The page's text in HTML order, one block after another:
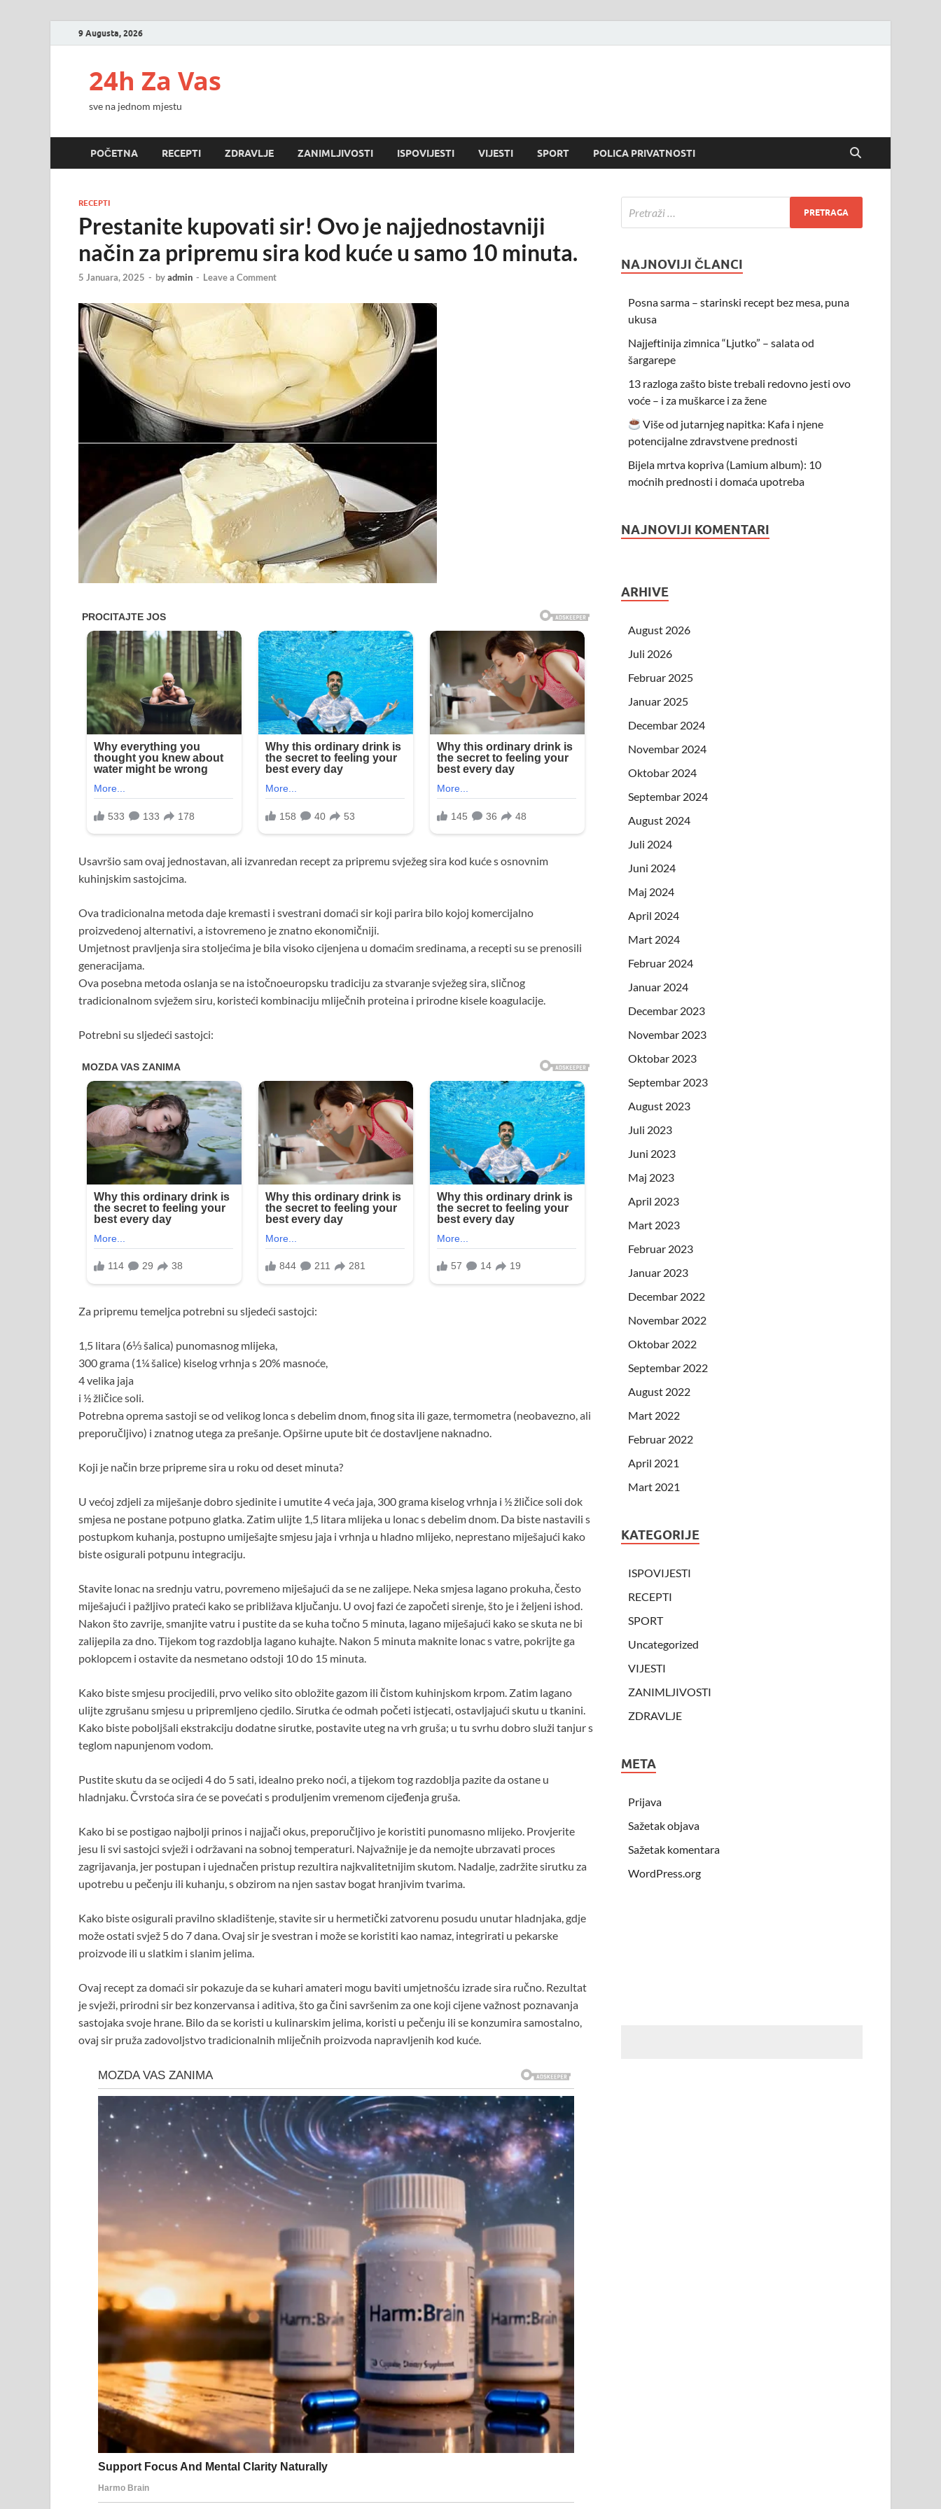
9 Augusta, 2026
24h Za Vas
sve na jednom mjestu
POČETNA RECEPTI ZDRAVLJE ZANIMLJIVOSTI ISPOVIJESTI VIJESTI SPORT POLICA PRIVATNOSTI
RECEPTI
Prestanite kupovati sir! Ovo je najjednostavniji
način za pripremu sira kod kuće u samo 10 minuta.
5 Januara, 2025 - byadmin - Leave a Comment
Usavršio sam ovaj jednostavan, ali izvanredan recept za pripremu svježeg sira kod kuće s osnovnim
kuhinjskim sastojcima.
Ova tradicionalna metoda daje kremasti i svestrani domaći sir koji parira bilo kojoj komercijalno
proizvedenoj alternativi, a istovremeno je znatno ekonomičniji.
Umjetnost pravljenja sira stoljećima je bila visoko cijenjena u domaćim sredinama, a recepti su se prenosili
generacijama.
Ova posebna metoda oslanja se na istočnoeuropsku tradiciju za stvaranje svježeg sira, sličnog
tradicionalnom svježem siru, koristeći kombinaciju mliječnih proteina i prirodne kisele koagulacije.
Potrebni su sljedeći sastojci:
Za pripremu temeljca potrebni su sljedeći sastojci:
1,5 litara (6⅓ šalica) punomasnog mlijeka,
300 grama (1¼ šalice) kiselog vrhnja s 20% masnoće,
4 velika jaja
i ½ žličice soli.
Potrebna oprema sastoji se od velikog lonca s debelim dnom, finog sita ili gaze, termometra (neobavezno, ali
preporučljivo) i znatnog utega za prešanje. Opširne upute bit će dostavljene naknadno.
Koji je način brze pripreme sira u roku od deset minuta?
U većoj zdjeli za miješanje dobro sjedinite i umutite 4 veća jaja, 300 grama kiselog vrhnja i ½ žličice soli dok
smjesa ne postane potpuno glatka. Zatim ulijte 1,5 litara mlijeka u lonac s debelim dnom. Da biste nastavili s
postupkom kuhanja, postupno umiješajte smjesu jaja i vrhnja u hladno mlijeko, neprestano miješajući kako
biste osigurali potpunu integraciju.
Stavite lonac na srednju vatru, povremeno miješajući da se ne zalijepe. Neka smjesa lagano prokuha, često
miješajući i pažljivo prateći kako se približava ključanju. U ovoj fazi će započeti sirenje, što je i željeni ishod.
Nakon što zavrije, smanjite vatru i pustite da se kuha točno 5 minuta, lagano miješajući kako se skuta ne bi
zalijepila za dno. Tijekom tog razdoblja lagano kuhajte. Nakon 5 minuta maknite lonac s vatre, pokrijte ga
poklopcem i ostavite da nesmetano odstoji 10 do 15 minuta.
Kako biste smjesu procijedili, prvo veliko sito obložite gazom ili čistom kuhinjskom krpom. Zatim lagano
ulijte zgrušanu smjesu u pripremljeno cjedilo. Sirutka će odmah početi istjecati, ostavljajući skutu u tkanini.
Kako biste poboljšali ekstrakciju dodatne sirutke, postavite uteg na vrh gruša; u tu svrhu dobro služi tanjur s
teglom napunjenom vodom.
Pustite skutu da se ocijedi 4 do 5 sati, idealno preko noći, a tijekom tog razdoblja pazite da ostane u
hladnjaku. Čvrstoća sira će se povećati s produljenim vremenom cijeđenja gruša.
Kako bi se postigao najbolji prinos i najjači okus, preporučljivo je koristiti punomasno mlijeko. Provjerite
jesu li svi sastojci svježi i održavani na sobnoj temperaturi. Najvažnije je da nemojte ubrzavati proces
zagrijavanja, jer postupan i ujednačen pristup rezultira najkvalitetnijim skutom. Nadalje, zadržite sirutku za
upotrebu u pečenju ili kuhanju, s obzirom na njen sastav bogat hranjivim tvarima.
Kako biste osigurali pravilno skladištenje, stavite sir u hermetički zatvorenu posudu unutar hladnjaka, gdje
može ostati svjež 5 do 7 dana. Ovaj sir je svestran i može se koristiti kao namaz, integrirati u pekarske
proizvode ili u slatkim i slanim jelima.
Ovaj recept za domaći sir pokazuje da se kuhari amateri mogu baviti umjetnošću izrade sira ručno. Rezultat
je svježi, prirodni sir bez konzervansa i aditiva, što ga čini savršenim za one koji cijene važnost poznavanja
sastojaka svoje hrane. Bilo da se koristi u kulinarskim jelima, koristi u pečenju ili se konzumira samostalno,
ovaj sir pruža zadovoljstvo tradicionalnih mliječnih proizvoda napravljenih kod kuće.
NAJNOVIJI ČLANCI
Posna sarma – starinski recept bez mesa, puna
ukusa
Najjeftinija zimnica “Ljutko” – salata od
šargarepe
13 razloga zašto biste trebali redovno jesti ovo
voće – i za muškarce i za žene
Više od jutarnjeg napitka: Kafa i njene
potencijalne zdravstvene prednosti
Bijela mrtva kopriva (Lamium album): 10
moćnih prednosti i domaća upotreba
NAJNOVIJI KOMENTARI
ARHIVE
August 2026
Juli 2026
Februar 2025
Januar 2025
Decembar 2024
Novembar 2024
Oktobar 2024
Septembar 2024
August 2024
Juli 2024
Juni 2024
Maj 2024
April 2024
Mart 2024
Februar 2024
Januar 2024
Decembar 2023
Novembar 2023
Oktobar 2023
Septembar 2023
August 2023
Juli 2023
Juni 2023
Maj 2023
April 2023
Mart 2023
Februar 2023
Januar 2023
Decembar 2022
Novembar 2022
Oktobar 2022
Septembar 2022
August 2022
Mart 2022
Februar 2022
April 2021
Mart 2021
KATEGORIJE
ISPOVIJESTI
RECEPTI
SPORT
Uncategorized
VIJESTI
ZANIMLJIVOSTI
ZDRAVLJE
META
Prijava
Sažetak objava
Sažetak komentara
WordPress.org